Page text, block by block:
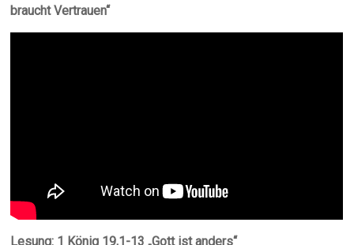
braucht Vertrauen“
Lesung: 1 König 19,1-13 „Gott ist anders“